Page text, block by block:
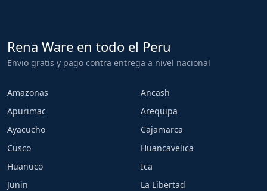
Rena Ware en todo el Peru
Envio gratis y pago contra entrega a nivel nacional
Amazonas
Ancash
Apurimac
Arequipa
Ayacucho
Cajamarca
Cusco
Huancavelica
Huanuco
Ica
Junin
La Libertad